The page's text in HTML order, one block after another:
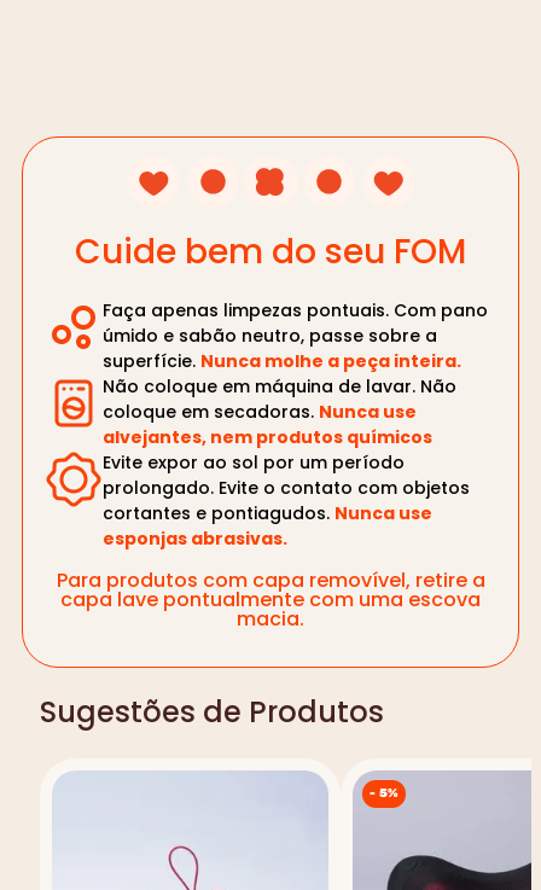
Cuide bem do seu FOM
Faça apenas limpezas pontuais. Com pano
úmido e sabão neutro, passe sobre a
superfície. Nunca molhe a peça inteira.
Não coloque em máquina de lavar. Não
coloque em secadoras. Nunca use
alvejantes, nem produtos químicos
Evite expor ao sol por um período
prolongado. Evite o contato com objetos
cortantes e pontiagudos. Nunca use
esponjas abrasivas.
Para produtos com capa removível, retire a
capa lave pontualmente com uma escova
macia.
Sugestões de Produtos
- 5%